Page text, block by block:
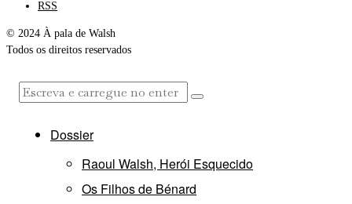
RSS
© 2024 À pala de Walsh
Todos os direitos reservados
Dossier
Raoul Walsh, Herói Esquecido
Os Filhos de Bénard